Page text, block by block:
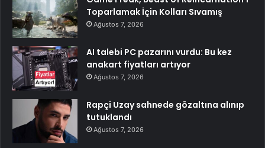
Toparlamak İçin Kolları Sıvamış
Ağustos 7, 2026
AI talebi PC pazarını vurdu: Bu kez
anakart fiyatları artıyor
Ağustos 7, 2026
Rapçi Uzay sahnede gözaltına alınıp
tutuklandı
Ağustos 7, 2026